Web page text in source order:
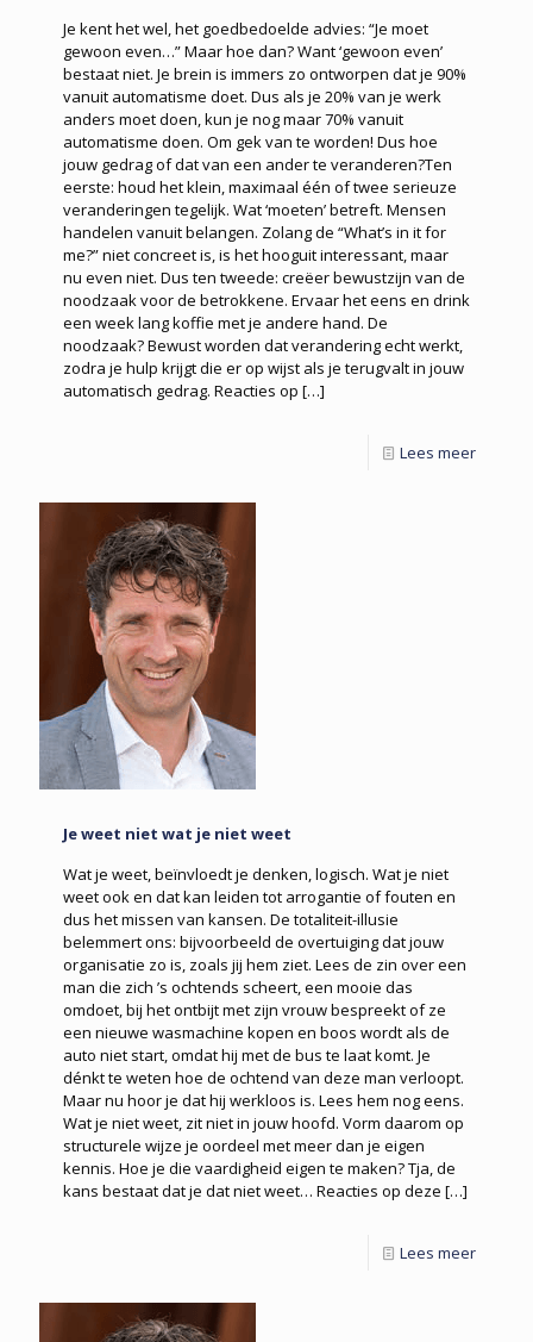
Je kent het wel, het goedbedoelde advies: “Je moet
gewoon even…” Maar hoe dan? Want ‘gewoon even’
bestaat niet. Je brein is immers zo ontworpen dat je 90%
vanuit automatisme doet. Dus als je 20% van je werk
anders moet doen, kun je nog maar 70% vanuit
automatisme doen. Om gek van te worden! Dus hoe
jouw gedrag of dat van een ander te veranderen?Ten
eerste: houd het klein, maximaal één of twee serieuze
veranderingen tegelijk. Wat ‘moeten’ betreft. Mensen
handelen vanuit belangen. Zolang de “What’s in it for
me?” niet concreet is, is het hooguit interessant, maar
nu even niet. Dus ten tweede: creëer bewustzijn van de
noodzaak voor de betrokkene. Ervaar het eens en drink
een week lang koffie met je andere hand. De
noodzaak? Bewust worden dat verandering echt werkt,
zodra je hulp krijgt die er op wijst als je terugvalt in jouw
automatisch gedrag. Reacties op […]
Lees meer
Je weet niet wat je niet weet
Wat je weet, beïnvloedt je denken, logisch. Wat je niet
weet ook en dat kan leiden tot arrogantie of fouten en
dus het missen van kansen. De totaliteit-illusie
belemmert ons: bijvoorbeeld de overtuiging dat jouw
organisatie zo is, zoals jij hem ziet. Lees de zin over een
man die zich ’s ochtends scheert, een mooie das
omdoet, bij het ontbijt met zijn vrouw bespreekt of ze
een nieuwe wasmachine kopen en boos wordt als de
auto niet start, omdat hij met de bus te laat komt. Je
dénkt te weten hoe de ochtend van deze man verloopt.
Maar nu hoor je dat hij werkloos is. Lees hem nog eens.
Wat je niet weet, zit niet in jouw hoofd. Vorm daarom op
structurele wijze je oordeel met meer dan je eigen
kennis. Hoe je die vaardigheid eigen te maken? Tja, de
kans bestaat dat je dat niet weet… Reacties op deze […]
Lees meer